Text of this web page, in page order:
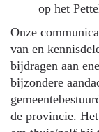
op het
Onze
van en
bijdragen aan
bijzondere
de provincie.